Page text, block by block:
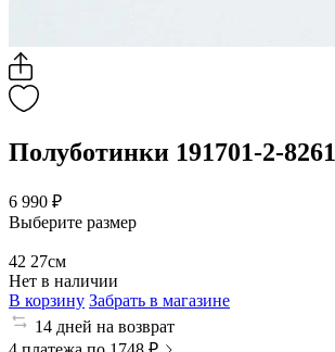
Полуботинки 191701-2-8261
6 990 ₽
Выберите размер
42 27см
Нет в наличии
В корзину Забрать в магазине
14 дней на возврат